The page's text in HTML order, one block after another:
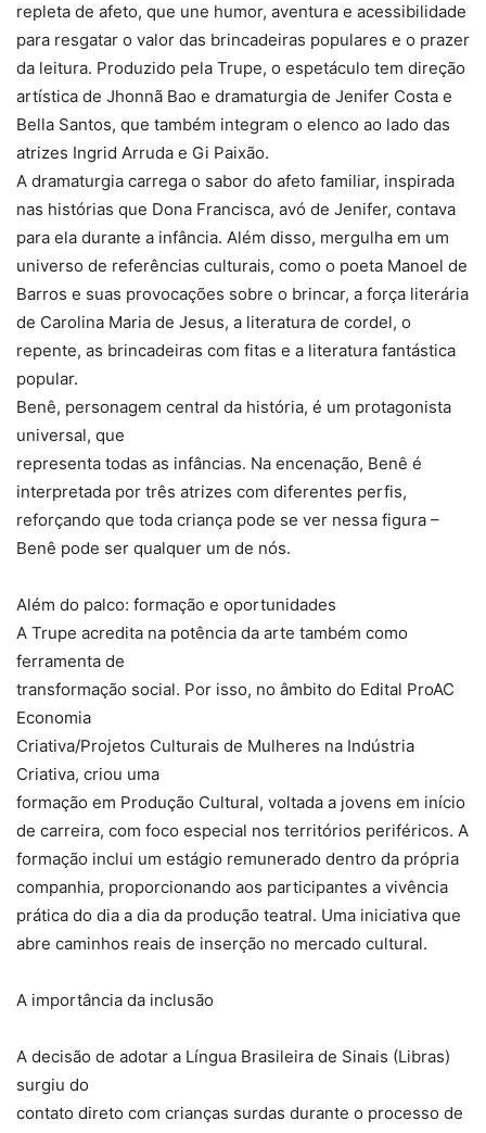
repleta de afeto, que une humor, aventura e acessibilidade
para resgatar o valor das brincadeiras populares e o prazer
da leitura. Produzido pela Trupe, o espetáculo tem direção
artística de Jhonnã Bao e dramaturgia de Jenifer Costa e
Bella Santos, que também integram o elenco ao lado das
atrizes Ingrid Arruda e Gi Paixão.
A dramaturgia carrega o sabor do afeto familiar, inspirada
nas histórias que Dona Francisca, avó de Jenifer, contava
para ela durante a infância. Além disso, mergulha em um
universo de referências culturais, como o poeta Manoel de
Barros e suas provocações sobre o brincar, a força literária
de Carolina Maria de Jesus, a literatura de cordel, o
repente, as brincadeiras com fitas e a literatura fantástica
popular.
Benê, personagem central da história, é um protagonista
universal, que
representa todas as infâncias. Na encenação, Benê é
interpretada por três atrizes com diferentes perfis,
reforçando que toda criança pode se ver nessa figura –
Benê pode ser qualquer um de nós.
Além do palco: formação e oportunidades
A Trupe acredita na potência da arte também como
ferramenta de
transformação social. Por isso, no âmbito do Edital ProAC
Economia
Criativa/Projetos Culturais de Mulheres na Indústria
Criativa, criou uma
formação em Produção Cultural, voltada a jovens em início
de carreira, com foco especial nos territórios periféricos. A
formação inclui um estágio remunerado dentro da própria
companhia, proporcionando aos participantes a vivência
prática do dia a dia da produção teatral. Uma iniciativa que
abre caminhos reais de inserção no mercado cultural.
A importância da inclusão
A decisão de adotar a Língua Brasileira de Sinais (Libras)
surgiu do
contato direto com crianças surdas durante o processo de